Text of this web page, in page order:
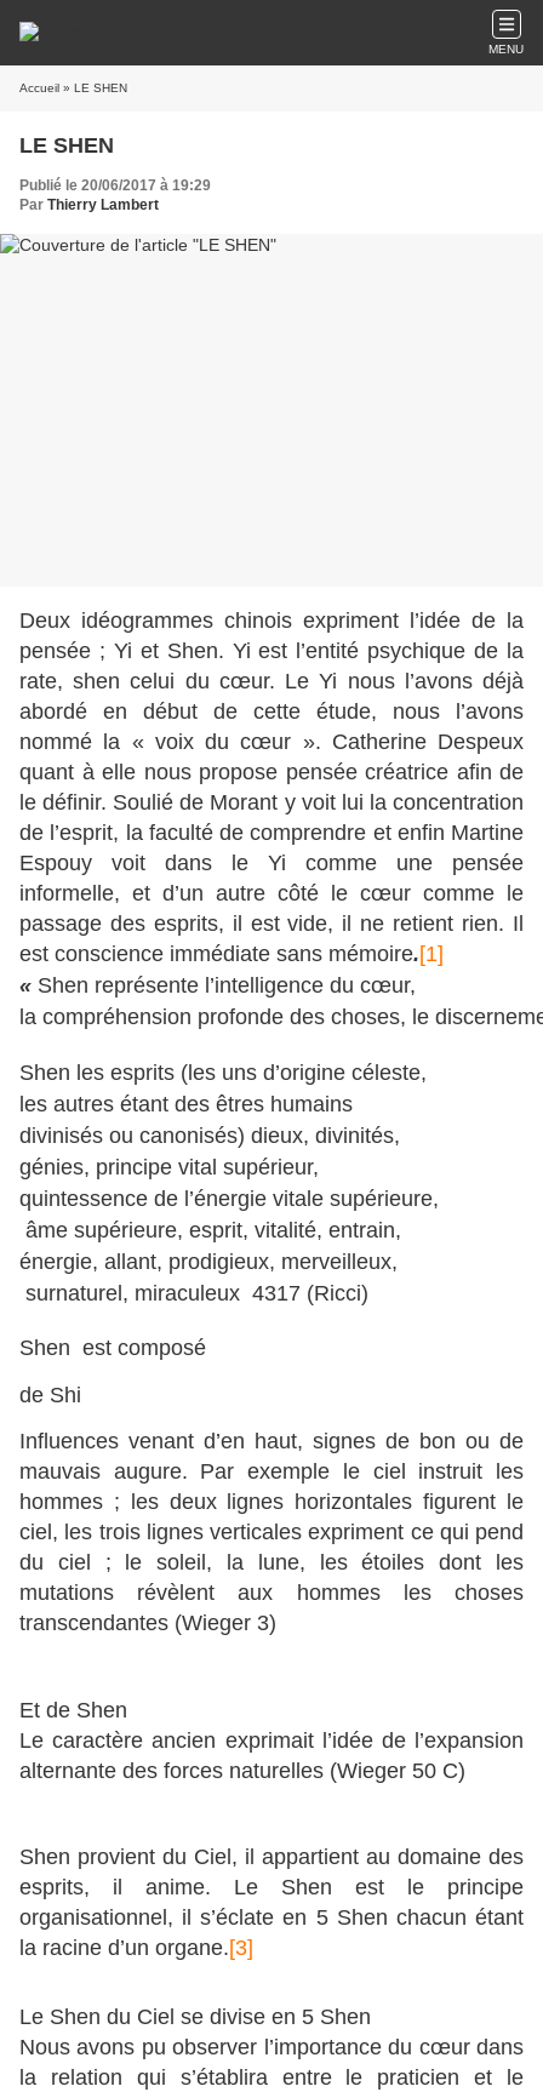
MENU
Accueil » LE SHEN
LE SHEN
Publié le 20/06/2017 à 19:29
Par Thierry Lambert
Deux idéogrammes chinois expriment l’idée de la
pensée ; Yi et Shen. Yi est l’entité psychique de la
rate, shen celui du cœur. Le Yi nous l’avons déjà
abordé en début de cette étude, nous l’avons
nommé la « voix du cœur ». Catherine Despeux
quant à elle nous propose pensée créatrice afin de
le définir. Soulié de Morant y voit lui la concentration
de l’esprit, la faculté de comprendre et enfin Martine
Espouy voit dans le Yi comme une pensée
informelle, et d’un autre côté le cœur comme le
passage des esprits, il est vide, il ne retient rien. Il
est conscience immédiate sans mémoire.[1]
« Shen représente l’intelligence du cœur,
la compréhension profonde des choses, le
Shen les esprits (les uns d’origine céleste,
les autres étant des êtres humains
divinisés ou canonisés) dieux, divinités,
génies, principe vital supérieur,
quintessence de l’énergie vitale supérieure,
âme supérieure, esprit, vitalité, entrain,
énergie, allant, prodigieux, merveilleux,
surnaturel, miraculeux  4317 (Ricci)
Shen est composé
de Shi
Influences venant d’en haut, signes de bon ou de
mauvais augure. Par exemple le ciel instruit les
hommes ; les deux lignes horizontales figurent le
ciel, les trois lignes verticales expriment ce qui pend
du ciel ; le soleil, la lune, les étoiles dont les
mutations révèlent aux hommes les choses
transcendantes (Wieger 3)
Et de Shen
Le caractère ancien exprimait l’idée de l’expansion
alternante des forces naturelles (Wieger 50 C)
Shen provient du Ciel, il appartient au domaine des
esprits, il anime. Le Shen est le principe
organisationnel, il s’éclate en 5 Shen chacun étant
la racine d’un organe.[3]
Le Shen du Ciel se divise en 5 Shen
Nous avons pu observer l’importance du cœur dans
la relation qui s’établira entre le praticien et le